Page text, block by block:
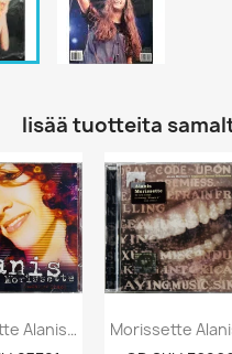
lisää tuotteita
Morissette Alanis Käytetty CD So-Called...